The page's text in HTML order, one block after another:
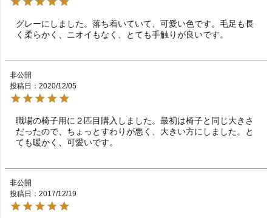
グレーにしました。落ち着いていて、可愛い色です。毛足も長
く柔らかく、ニオイもなく、とても手触りが良いです。
非公開
投稿日
2020/12/05
職場の椅子用に２匹目購入しました。最初は椅子と同じ大きさ
だったので、ちょっとすわりが悪く、大きい方にしました。と
ても暖かく、可愛いです。
非公開
投稿日
2017/12/19